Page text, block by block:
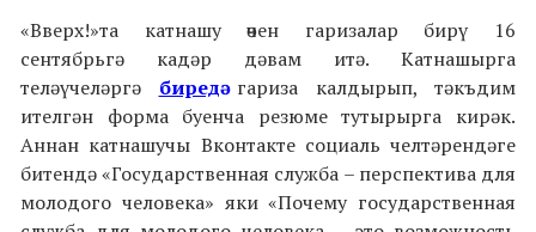
«Вверх!»та катнашу өчен гаризалар бирү 16
сентябрьгә кадәр дәвам итә. Катнашырга
теләүчеләргә биредә
гариза калдырып, тәкъдим
ителгән форма буенча резюме тутырырга кирәк.
Аннан катнашучы Вконтакте социаль челтәрендәге
битендә «Государственная служба – перспектива для
молодого человека» яки «Почему государственная